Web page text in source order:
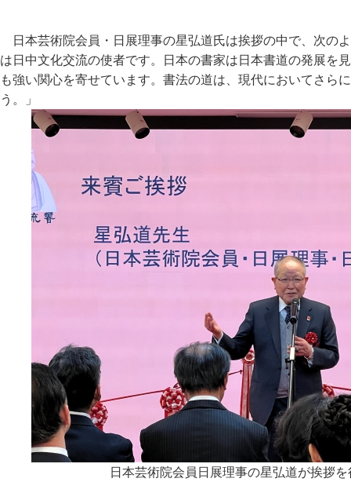
日本芸術院会員・日展理事の星弘道氏は挨拶の中で、次の
は日中文化交流の使者です。日本の書家は日本書道の発展を
も強い関心を寄せています。書法の道は、現代においてさら
う。」
日本芸術院会員日展理事の星弘道が挨拶